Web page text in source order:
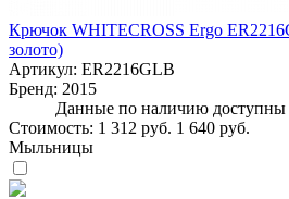
Крючок WHITECROSS Ergo
золото)
Артикул: ER2216GLB
Бренд: 2015
Данные по наличию доступны
Стоимость: 1 312 руб. 1 640 руб.
Мыльницы